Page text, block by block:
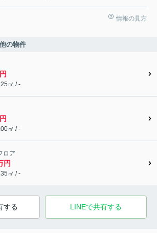
情報の見方
の物件
㎡ / -
㎡ / -
ロア
円
㎡ / -
する LINEで共有する